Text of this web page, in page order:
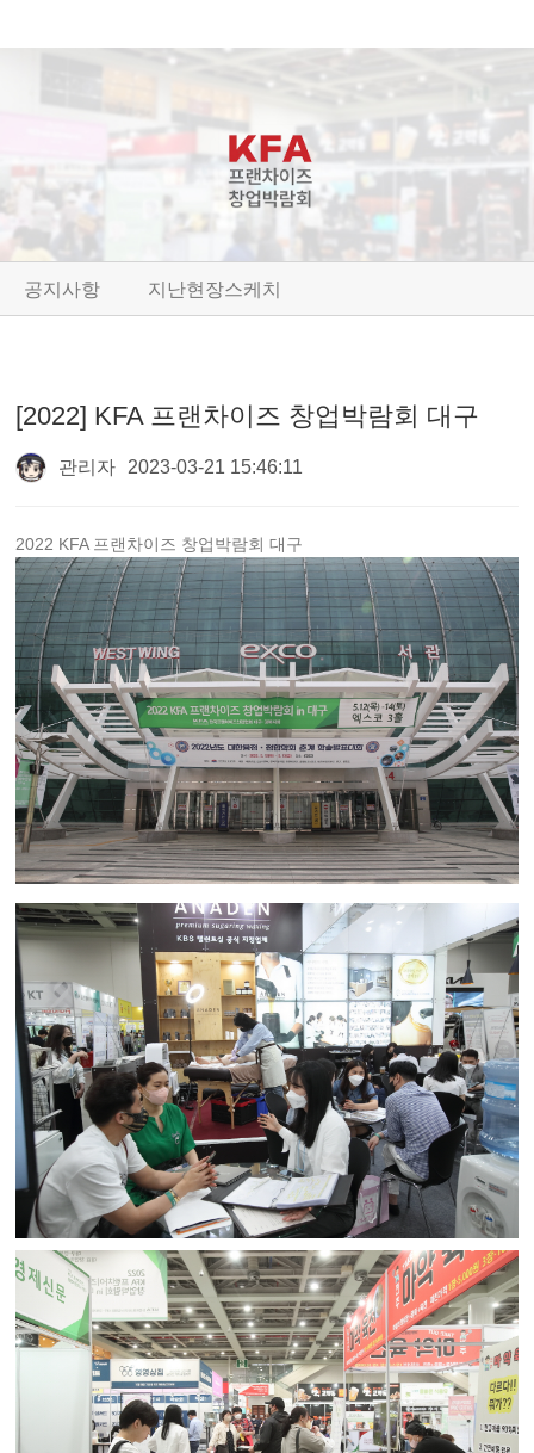
공지사항 지난현장스케치
[2022] KFA 프랜차이즈 창업박람회 대구
관리자 2023-03-21 15:46:11
2022 KFA 프랜차이즈 창업박람회 대구